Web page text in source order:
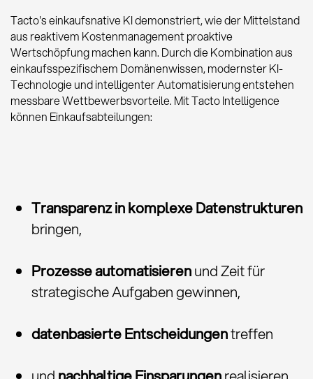
Tacto's einkaufsnative KI demonstriert, wie der Mittelstand
aus reaktivem Kostenmanagement proaktive
Wertschöpfung machen kann. Durch die Kombination aus
einkaufsspezifischem Domänenwissen, modernster KI-
Technologie und intelligenter Automatisierung entstehen
messbare Wettbewerbsvorteile. Mit Tacto Intelligence
können Einkaufsabteilungen:
Transparenz in komplexe Datenstrukturen
bringen,
Prozesse automatisierenund Zeit für
strategische Aufgaben gewinnen,
datenbasierte Entscheidungentreffen